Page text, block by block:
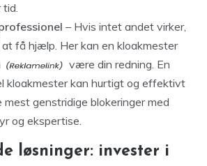
tid.
– Hvis intet andet virker,
få hjælp. Her kan en kloakmester
være din redning. En
kloakmester kan hurtigt og effektivt
mest genstridige blokeringer med
og ekspertise.
løsninger: invester i